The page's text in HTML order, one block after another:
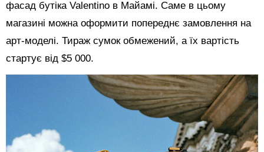
фасад бутіка Valentino в Майамі. Саме в цьому
магазині можна оформити попереднє замовлення на
арт-моделі. Тираж сумок обмежений, а їх вартість
стартує від $5 000.